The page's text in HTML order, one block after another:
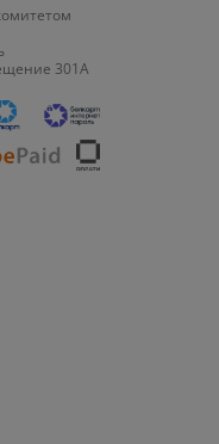
301А